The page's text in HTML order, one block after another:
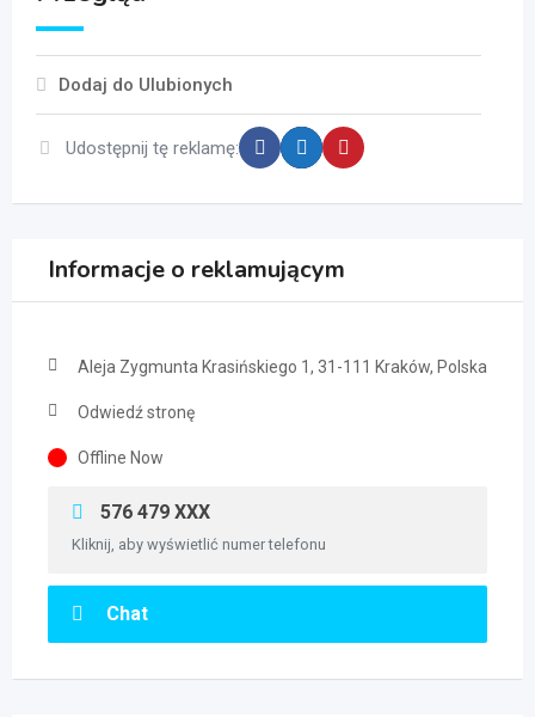
Dodaj do Ulubionych
Udostępnij tę reklamę:
Informacje o reklamującym
Aleja Zygmunta Krasińskiego 1, 31-111 Kraków, Polska
Odwiedź stronę
Offline Now
576 479 XXX
Kliknij, aby wyświetlić numer telefonu
Chat